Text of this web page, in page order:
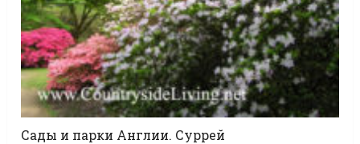
Сады и парки Англии. Суррей